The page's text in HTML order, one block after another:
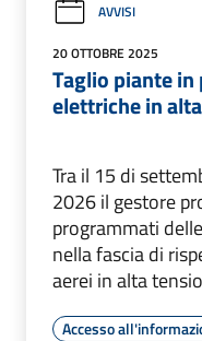
AVVISI
20 OTTOBRE 2025
Taglio piante
elettriche in
Tra il 15 di
2026 il gestore
programmati
nella fascia di
aerei in alta
Accesso